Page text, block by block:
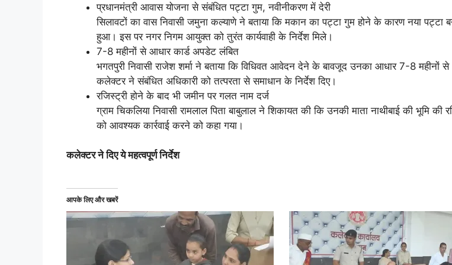
प्रधानमंत्री आवास योजना से संबंधित पट्टा गुम, नवीनीकरण में देरी
सिलावटों का वास निवासी जमुना कल्याणे ने बताया कि मकान का पट्टा गुम होने के कारण नया
हुआ। इस पर नगर निगम आयुक्त को तुरंत कार्यवाही के निर्देश मिले।
7-8 महीनों से आधार कार्ड अपडेट लंबित
भगतपुरी निवासी राजेश शर्मा ने बताया कि विधिवत आवेदन देने के बावजूद उनका आधार 7-8 महीनों
कलेक्टर ने संबंधित अधिकारी को तत्परता से समाधान के निर्देश दिए।
रजिस्ट्री होने के बाद भी जमीन पर गलत नाम दर्ज
ग्राम चिकलिया निवासी रामलाल पिता बाबुलाल ने शिकायत की कि उनकी माता नाथीबाई की भूमि
को आवश्यक कार्रवाई करने को कहा गया।
कलेक्टर ने दिए ये महत्वपूर्ण निर्देश
आपके लिए और खबरें